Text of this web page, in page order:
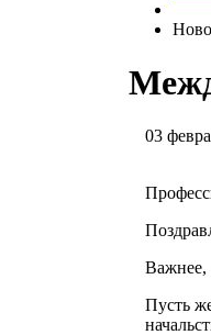
03
Важнее,
Пусть